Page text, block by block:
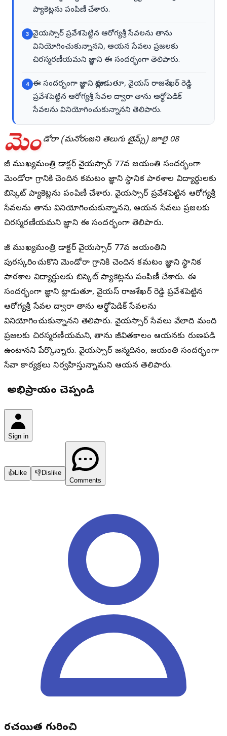
ప్యాకెట్లను పంపిణీ చేశారు.
3
వైయస్సార్ ప్రవేశపెట్టిన ఆరోగ్యశ్రీ సేవలను తాను
వినియోగించుకున్నానని, ఆయన సేవలు ప్రజలకు
చిరస్మరణీయమని జ్ఞాని ఈ సందర్భంగా తెలిపారు.
4
ఈ సందర్భంగా జ్ఞాని మాట్లాడుతూ, వైయస్ రాజశేఖర్ రెడ్డి
ప్రవేశపెట్టిన ఆరోగ్యశ్రీ సేవల ద్వారా తాను ఆర్థోపెడిక్
సేవలను వినియోగించుకున్నానని తెలిపారు.
మెం డోరా (మనోరంజని తెలుగు టైమ్స్) జూలై 08
మాజీ ముఖ్యమంత్రి డాక్టర్ వైయస్సార్ 77వ జయంతి సందర్భంగా
మెండోరా గ్రామానికి చెందిన కమటం జ్ఞాని స్థానిక పాఠశాల విద్యార్థులకు
బిస్కెట్ ప్యాకెట్లను పంపిణీ చేశారు. వైయస్సార్ ప్రవేశపెట్టిన ఆరోగ్యశ్రీ
సేవలను తాను వినియోగించుకున్నానని, ఆయన సేవలు ప్రజలకు
చిరస్మరణీయమని జ్ఞాని ఈ సందర్భంగా తెలిపారు.
మాజీ ముఖ్యమంత్రి డాక్టర్ వైయస్సార్ 77వ జయంతిని
పురస్కరించుకొని మెండోరా గ్రామానికి చెందిన కమటం జ్ఞాని స్థానిక
పాఠశాల విద్యార్థులకు బిస్కెట్ ప్యాకెట్లను పంపిణీ చేశారు. ఈ
సందర్భంగా జ్ఞాని మాట్లాడుతూ, వైయస్ రాజశేఖర్ రెడ్డి ప్రవేశపెట్టిన
ఆరోగ్యశ్రీ సేవల ద్వారా తాను ఆర్థోపెడిక్ సేవలను
వినియోగించుకున్నానని తెలిపారు. వైయస్సార్ సేవలు వేలాది మంది
ప్రజలకు చిరస్మరణీయమని, తాను జీవితకాలం ఆయనకు రుణపడి
ఉంటానని పేర్కొన్నారు. వైయస్సార్ జన్మదినం, జయంతి సందర్భంగా
సేవా కార్యక్రమాలు నిర్వహిస్తున్నామని ఆయన తెలిపారు.
మీ అభిప్రాయం చెప్పండి
Sign in
👍Like 👎Dislike
Comments
రచయిత గురించి